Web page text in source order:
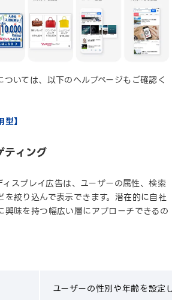
いては、以下のヘルプページもご確認く
】
ティング
スプレイ広告は、ユーザーの属性、検索
を絞り込んで表示できます。潜在的に自社
興味を持つ幅広い層にアプローチできるの
ユーザーの性別や年齢を設定し